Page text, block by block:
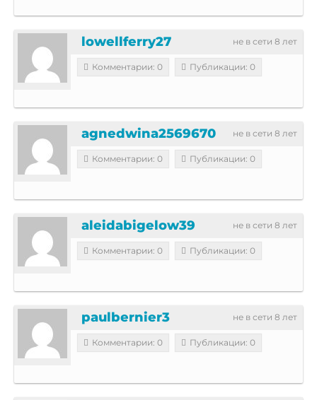
не в сети 8 лет
lowellferry27
Комментарии: 0 Публикации: 0
не в сети 8 лет
agnedwina2569670
Комментарии: 0 Публикации: 0
не в сети 8 лет
aleidabigelow39
Комментарии: 0 Публикации: 0
не в сети 8 лет
paulbernier3
Комментарии: 0 Публикации: 0